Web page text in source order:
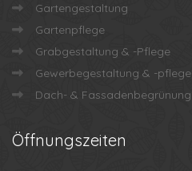
Gartengestaltung
Gartenpflege
Grabgestaltung & -Pflege
Gewerbegestaltung & -pflege
Dach- & Fassadenbegrünung
Öffnungszeiten